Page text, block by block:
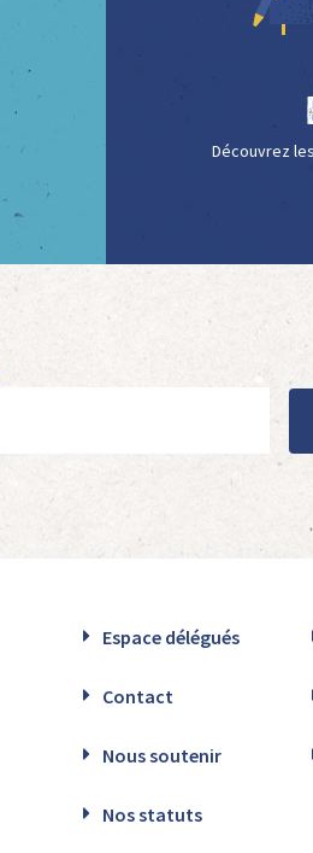
Découvrez
Espace délégués
Contact
Nous soutenir
Nos statuts